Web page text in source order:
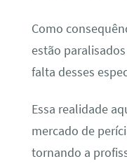
Como
estão
falta desses
Essa realidade
mercado de
tornando a